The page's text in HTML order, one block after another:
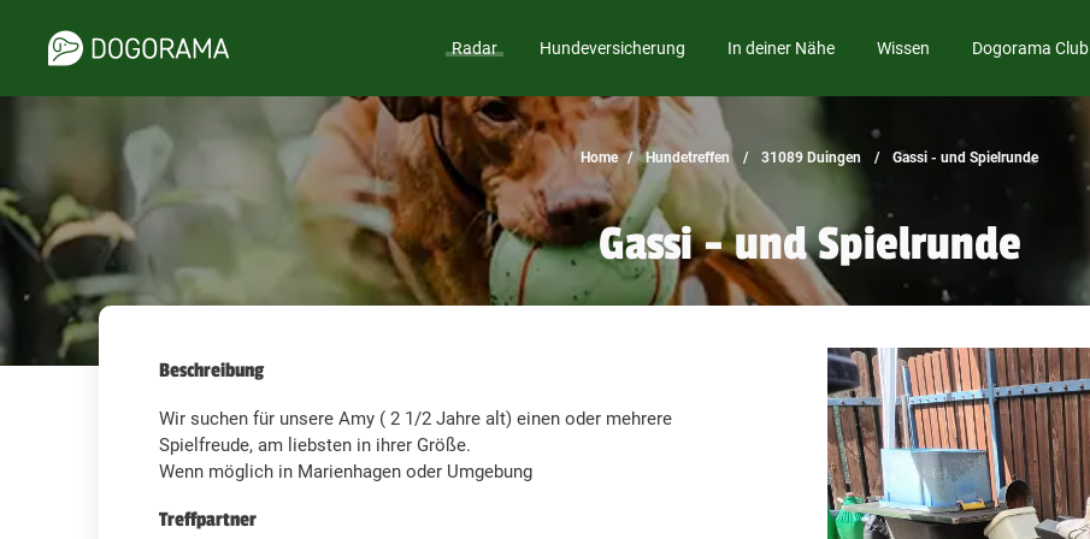
Radar Hundeversicherung In deiner Nähe Wissen Dogorama Club
Home Hundetreffen 31089 Duingen Gassi - und Spielrunde
Gassi - und Spielrunde
Beschreibung
Wir suchen für unsere Amy ( 2 1/2 Jahre alt) einen oder mehrere
Spielfreude, am liebsten in ihrer Größe.
Wenn möglich in Marienhagen oder Umgebung
Treffpartner